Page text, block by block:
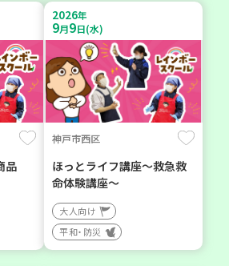
品
2026年
9月9日(水)
神戸市西区
ほっとライフ講座～救急救
命体験講座～
大人向け
平和・防災